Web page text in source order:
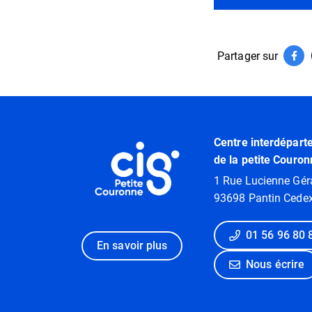
Partager sur
Informations utiles
En savoir plus
Centre
de la petite
1 Rue Lucienne
93698 Pantin
01 56 96 80
Nous écrire